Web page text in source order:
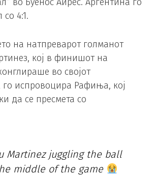
4:1.
на натпреварот голманот
кој в финишот на
во својот
го испровоцира Рафиња, кој
да се пресмета со
Martinez juggling the ball
middle of the game